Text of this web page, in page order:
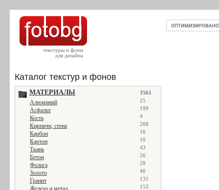
текстуры и фоны
для дизайна
Каталог текстур и фонов
МАТЕРИАЛЫ 3561
Алюминий 25
Асфальт 199
Кость 4
Кирпичи, стена 268
Карбон 16
Картон 10
Ткань 43
Бетон 26
Фольга 28
Золото 46
Гранит 131
Железо и метал 153